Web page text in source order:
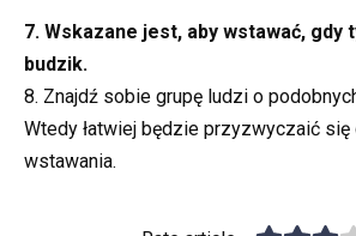
7. Wskazane jest, aby wstawać, gdy
budzik.
8. Znajdź sobie grupę ludzi o
Wtedy łatwiej będzie przyzwyczaić
wstawania.